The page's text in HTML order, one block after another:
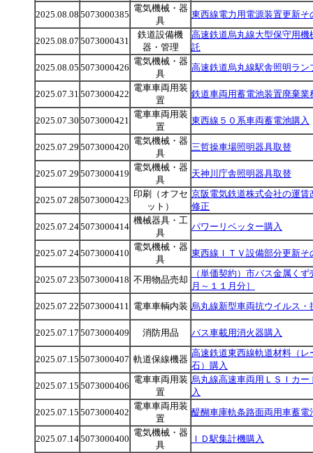
2025.08.08 5073000385
電気機械・器
具
東西線電力用電源装置更新そ
2025.08.07 5073000431
鉄道設備機
器・管理
高速鉄道烏丸線大型保守用機
託
2025.08.05 5073000426
電気機械・器
具
高速鉄道烏丸線駅舎照明ラン
2025.07.31 5073000422
電車車両用装
置
鉄道車両用蓄電池装置廃棄業
2025.07.30 5073000421
電車車両用装
置
東西線５０系車両蓄電池購入
2025.07.29 5073000420
電気機械・器
具
三哲操車場照明器具取替
2025.07.29 5073000419
電気機械・器
具
天神川庁舎照明器具取替
2025.07.28 5073000423
印刷（オフセ
ット）
京阪電気鉄道株式会社の運賃
修正
2025.07.245073000414
機械器具・工
具
パワーリベッター購入
2025.07.245073000410
電気機械・器
具
東西線ＩＴＶ設備部分更新そ
2025.07.23 5073000418 不用物品売却
（単価契約）市バス金属く
月～１１月分］
2025.07.22 5073000411 電車車輌内装 烏丸線新型車両抗ウイルス・
2025.07.17 5073000409 消防用品 バス車載用消火器購入
2025.07.15 5073000407 軌道保線機器
高速鉄道東西線軌道材料（レ
石）購入
2025.07.15 5073000406
電車車両用装
置
烏丸線高速車両用ＬＳＩカー
入
2025.07.15 5073000402
電車車両用装
置
醍醐車庫軌条路面両用車蓄電
2025.07.145073000400
電気機械・器
具
ＩＤ駅集計機購入